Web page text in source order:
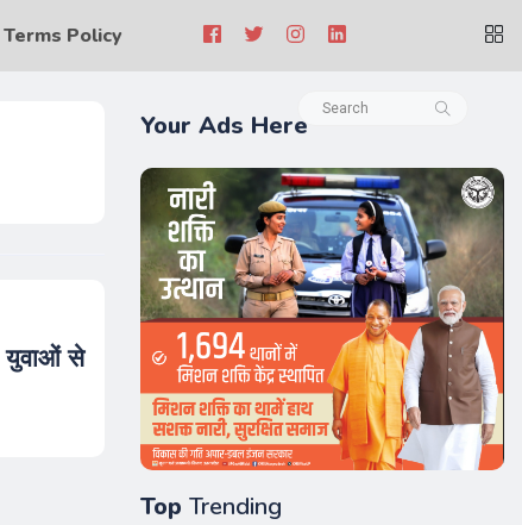
Terms Policy
युवाओं से
Your Ads Here
Top Trending